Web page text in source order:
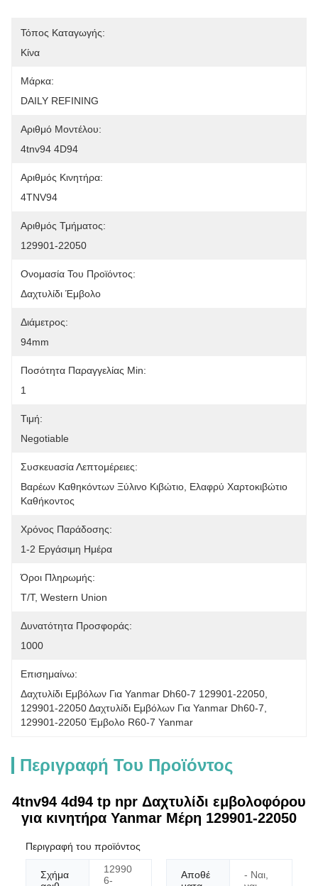
Τόπος Καταγωγής:
Κίνα
Μάρκα:
DAILY REFINING
Αριθμό Μοντέλου:
4tnv94 4D94
Αριθμός Κινητήρα:
4TNV94
Αριθμός Τμήματος:
129901-22050
Ονομασία Του Προϊόντος:
Δαχτυλίδι Έμβολο
Διάμετρος:
94mm
Ποσότητα Παραγγελίας Min:
1
Τιμή:
Negotiable
Συσκευασία Λεπτομέρειες:
Βαρέων Καθηκόντων Ξύλινο Κιβώτιο, Ελαφρύ Χαρτοκιβώτιο
Καθήκοντος
Χρόνος Παράδοσης:
1-2 Εργάσιμη Ημέρα
Όροι Πληρωμής:
T/T, Western Union
Δυνατότητα Προσφοράς:
1000
Επισημαίνω:
Δαχτυλίδι Εμβόλων Για Yanmar Dh60-7 129901-22050
129901-22050 Δαχτυλίδι Εμβόλων Για Yanmar Dh60-7
129901-22050 Έμβολο R60-7 Yanmar
Περιγραφή Του Προϊόντος
4tnv94 4d94 tp npr Δαχτυλίδι εμβολοφόρου
για κινητήρα Yanmar Μέρη 129901-22050
Περιγραφή του προϊόντος
Σχήμα
12990
6-
Αποθέ
- Ναι,